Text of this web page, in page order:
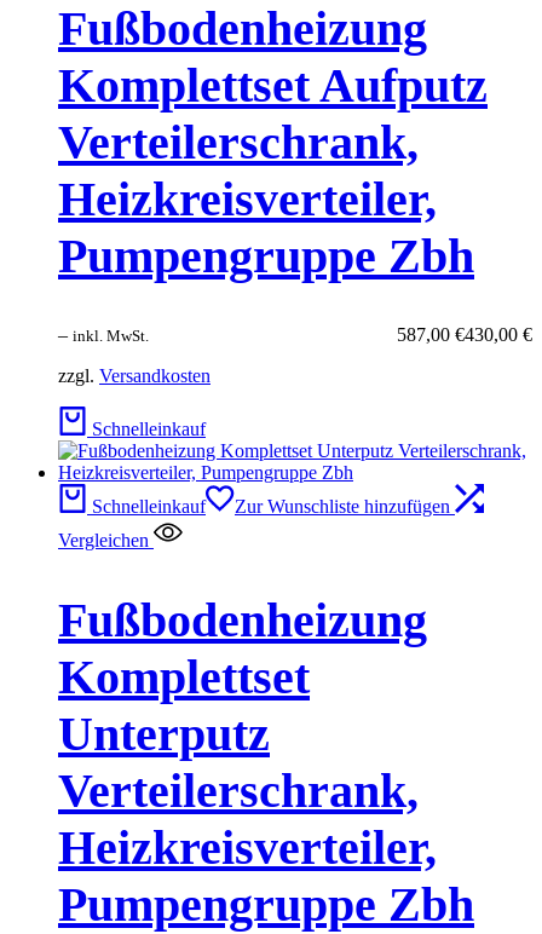
Fußbodenheizung
Komplettset Aufputz
Verteilerschrank,
Heizkreisverteiler,
Pumpengruppe Zbh
430,00 €
– 587,00 €
inkl. MwSt.
zzgl. Versandkosten
Schnelleinkauf
Schnelleinkauf
Zur Wunschliste hinzufügen
Vergleichen
Fußbodenheizung
Komplettset
Unterputz
Verteilerschrank,
Heizkreisverteiler,
Pumpengruppe Zbh